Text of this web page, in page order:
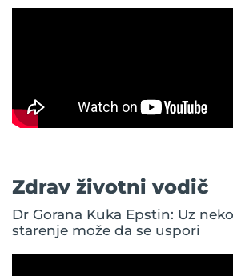
Zdrav životni vodič
Dr Gorana Kuka Epstin: Uz
starenje može da se uspori